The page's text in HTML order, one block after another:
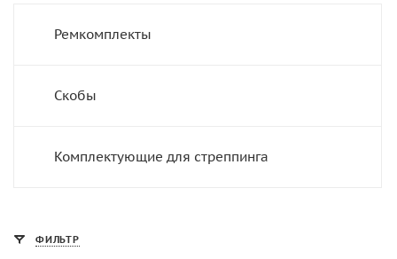
Ремкомплекты
Скобы
Комплектующие для стреппинга
ФИЛЬТР